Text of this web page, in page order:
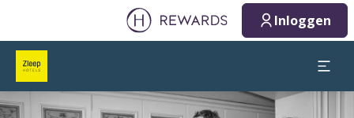
Inloggen
Dia 1 van 1